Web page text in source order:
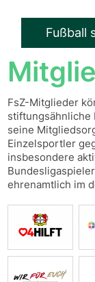
Fußball
FsZ-Mitglieder
stiftungsähnliche
seine
Einzelsportler
insbesondere
ehrenamtlich im